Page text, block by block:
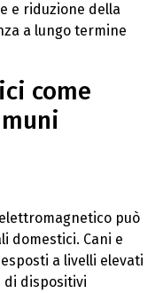
e riduzione della
a lungo termine
come
può
domestici. Cani e
a livelli elevati
di dispositivi